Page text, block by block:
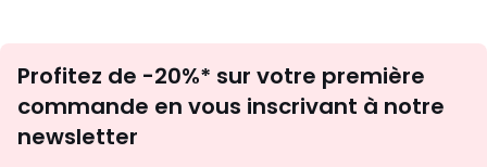
newsletter
Profitez de -20%* sur votre première
commande en vous inscrivant à notre
newsletter